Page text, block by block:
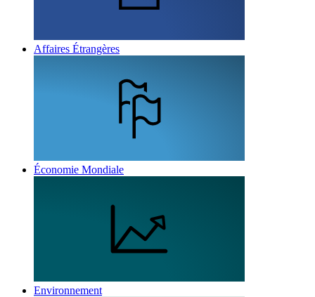
Affaires Étrangères
Économie Mondiale
Environnement